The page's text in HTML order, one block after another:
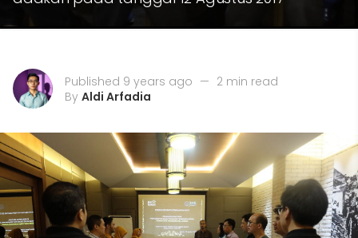
Published 9 years ago — 2 min read
By Aldi Arfadia